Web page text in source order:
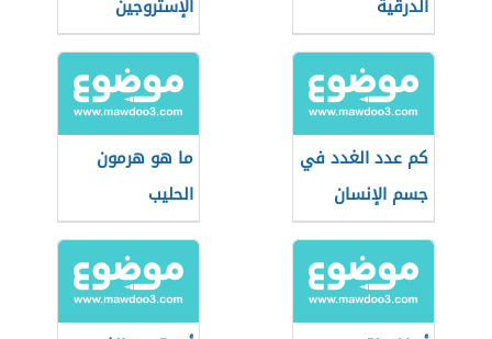
الدرقية
الإستروجين
كم عدد الغدد في
جسم الإنسان
ما هو هرمون
الحليب